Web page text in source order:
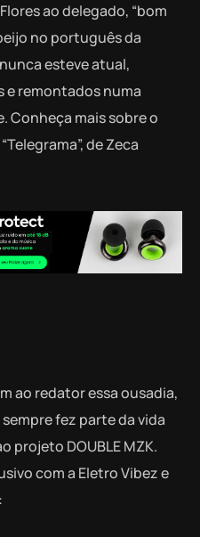
ao delegado, “bom
no português da
esteve atual,
e remontados numa
Conheça mais sobre o
de Zeca
ao redator essa ousadia,
fez parte da vida
projeto DOUBLE MZK.
com a Eletro Vibez e